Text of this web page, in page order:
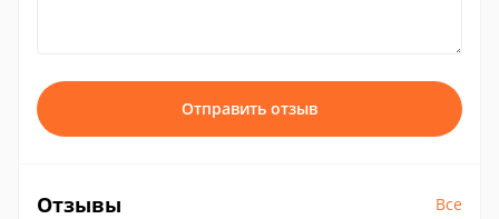
Отправить отзыв
Отзывы Все